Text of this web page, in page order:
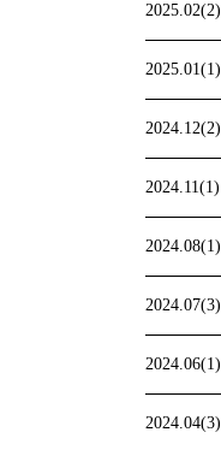
2025.02(2)
2025.01(1)
2024.12(2)
2024.11(1)
2024.08(1)
2024.07(3)
2024.06(1)
2024.04(3)